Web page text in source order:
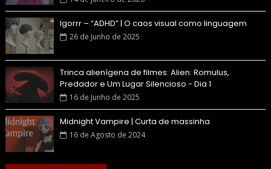
Igorrr – “ADHD” | O caos visual como linguagem
26 de Junho de 2025
Trinca alienígena de filmes: Alien: Romulus,
Predador e Um Lugar Silencioso - Dia 1
16 de Junho de 2025
Midnight Vampire | Curta de massinha
16 de Agosto de 2024